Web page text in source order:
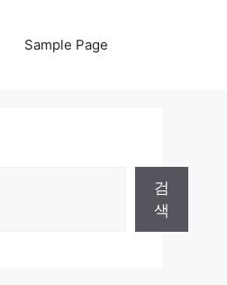
Sample Page
검
색